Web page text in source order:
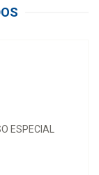
ESPECIAL